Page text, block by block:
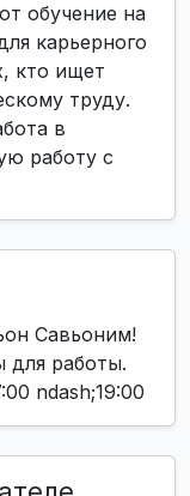
обучение на
карьерного
кто ищет
труду.
в
работу с
Савьоним!
работы.
ndash;19:00